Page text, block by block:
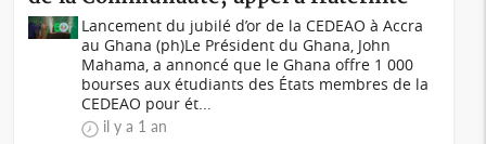
Lancement du jubilé d’or de la CEDEAO à Accra
au Ghana (ph)Le Président du Ghana, John
Mahama, a annoncé que le Ghana offre 1 000
bourses aux étudiants des États membres de la
CEDEAO pour ét...
il y a 1 an